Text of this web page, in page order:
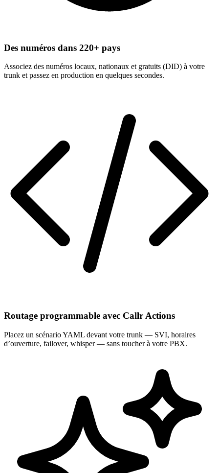
Des numéros dans 220+ pays
Associez des numéros locaux, nationaux et gratuits (DID) à votre
trunk et passez en production en quelques secondes.
Routage programmable avec Callr Actions
Placez un scénario YAML devant votre trunk — SVI, horaires
d’ouverture, failover, whisper — sans toucher à votre PBX.